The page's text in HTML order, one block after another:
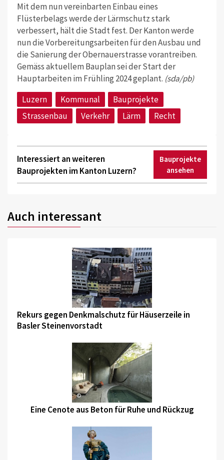
Mit dem nun vereinbarten Einbau eines
Flüsterbelags werde der Lärmschutz stark
verbessert, hält die Stadt fest. Der Kanton werde
nun die Vorbereitungsarbeiten für den Ausbau und
die Sanierung der Obernauerstrasse vorantreiben.
Gemäss aktuellem Bauplan sei der Start der
Hauptarbeiten im Frühling 2024 geplant. (sda/pb)
Luzern
Kommunal
Bauprojekte
Strassenbau
Verkehr Lärm Recht
Interessiert an weiteren
Bauprojekten im Kanton Luzern?
Bauprojekte
ansehen
Auch interessant
©
Rekurs gegen Denkmalschutz für Häuserzeile in
Basler Steinenvorstadt
©
Eine Cenote aus Beton für Ruhe und Rückzug